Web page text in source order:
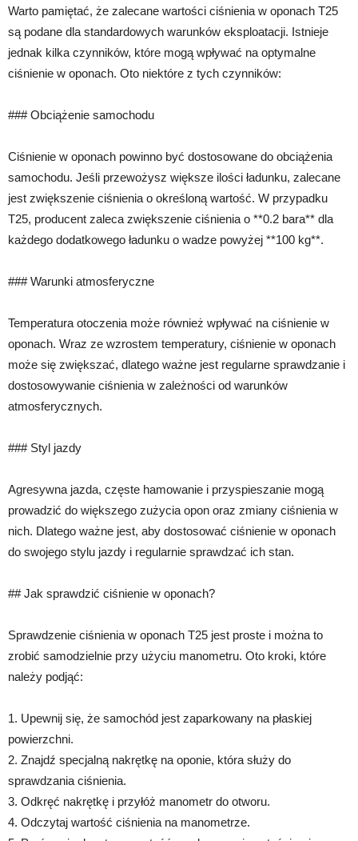
Warto pamiętać, że zalecane wartości ciśnienia w oponach T25
są podane dla standardowych warunków eksploatacji. Istnieje
jednak kilka czynników, które mogą wpływać na optymalne
ciśnienie w oponach. Oto niektóre z tych czynników:
### Obciążenie samochodu
Ciśnienie w oponach powinno być dostosowane do obciążenia
samochodu. Jeśli przewożysz większe ilości ładunku, zalecane
jest zwiększenie ciśnienia o określoną wartość. W przypadku
T25, producent zaleca zwiększenie ciśnienia o **0.2 bara** dla
każdego dodatkowego ładunku o wadze powyżej **100 kg**.
### Warunki atmosferyczne
Temperatura otoczenia może również wpływać na ciśnienie w
oponach. Wraz ze wzrostem temperatury, ciśnienie w oponach
może się zwiększać, dlatego ważne jest regularne sprawdzanie i
dostosowywanie ciśnienia w zależności od warunków
atmosferycznych.
### Styl jazdy
Agresywna jazda, częste hamowanie i przyspieszanie mogą
prowadzić do większego zużycia opon oraz zmiany ciśnienia w
nich. Dlatego ważne jest, aby dostosować ciśnienie w oponach
do swojego stylu jazdy i regularnie sprawdzać ich stan.
## Jak sprawdzić ciśnienie w oponach?
Sprawdzenie ciśnienia w oponach T25 jest proste i można to
zrobić samodzielnie przy użyciu manometru. Oto kroki, które
należy podjąć:
1. Upewnij się, że samochód jest zaparkowany na płaskiej
powierzchni.
2. Znajdź specjalną nakrętkę na oponie, która służy do
sprawdzania ciśnienia.
3. Odkręć nakrętkę i przyłóż manometr do otworu.
4. Odczytaj wartość ciśnienia na manometrze.